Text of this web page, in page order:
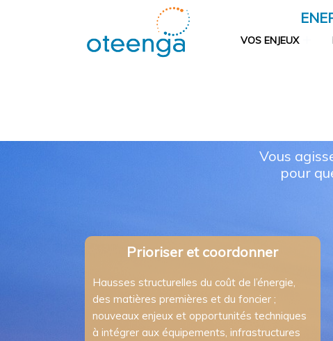
VOS ENJEUX
Vous
pour
Prioriser et coordonner
Hausses structurelles du coût de l’énergie,
des matières premières et du foncier ;
nouveaux enjeux et opportunités techniques
à intégrer aux équipements, infrastructures